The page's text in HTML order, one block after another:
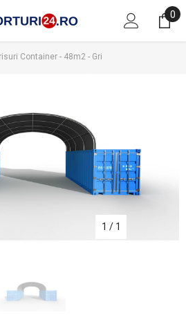
0
0
Container - 48m2 - Gri
1 / 1